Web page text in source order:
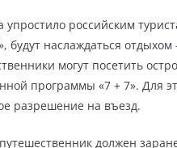
упростило российским
будут наслаждаться
могут посетить
программы «7 + 7». Для
разрешение на въезд.
должен